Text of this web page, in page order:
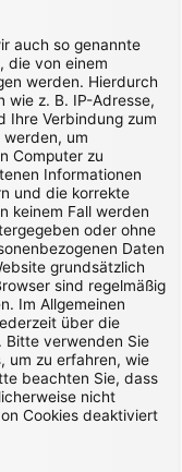
auch so genannte
die von einem
werden. Hierdurch
z. B. IP-Adresse,
Ihre Verbindung zum
um
Computer zu
Informationen
und die korrekte
keinem Fall werden
oder ohne
Daten
grundsätzlich
sind regelmäßig
Im Allgemeinen
über die
Bitte verwenden Sie
um zu erfahren, wie
beachten Sie, dass
nicht
Cookies deaktiviert